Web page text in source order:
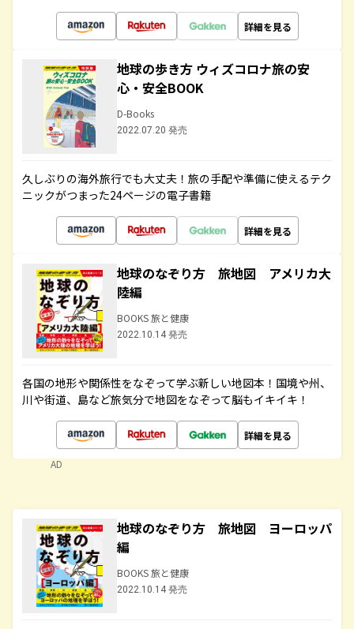
詳細を見る
地球の歩き方 ウィズコロナ旅の安
心・安全BOOK
D-Books
2022.07.20 発売
久しぶりの海外旅行でも大丈夫！旅の手配や準備に使えるテク
ニックがつまった24ページの電子書籍
詳細を見る
地球のなぞり方 旅地図 アメリカ大
陸編
BOOKS 旅と健康
2022.10.14 発売
各国の地形や関係性をなぞって学ぶ新しい地図本！国境や州、
川や街道、島など旅気分で地図をなぞって脳もイキイキ！
詳細を見る
AD
地球のなぞり方 旅地図 ヨーロッパ
編
BOOKS 旅と健康
2022.10.14 発売